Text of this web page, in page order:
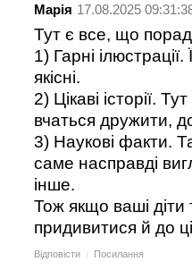
Марія 17.08.2025
Тут є все, що
1) Гарні
якісні.
2) Цікаві історії.
вчаться дружити,
3) Наукові факти.
саме насправді
інше.
Тож якщо ваші
придивитися й до
Відповісти Посилання